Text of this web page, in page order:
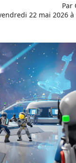
Par
22 mai 2026 à